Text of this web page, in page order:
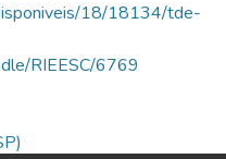
18/18134/tde-
RIEESC/6769